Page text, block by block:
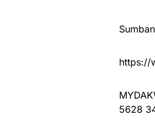
https://
5628